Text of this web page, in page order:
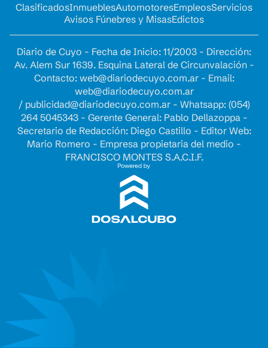
ClasificadosInmueblesAutomotoresEmpleosServicios
Avisos Fúnebres y MisasEdictos
Diario de Cuyo - Fecha de Inicio: 11/2003 - Dirección:
Av. Alem Sur 1639. Esquina Lateral de Circunvalación -
Contacto: web@diariodecuyo.com.ar- Email:
web@diariodecuyo.com.ar
/ publicidad@diariodecuyo.com.ar- Whatsapp: (054)
264 5045343 - Gerente General: Pablo Dellazoppa -
Secretario de Redacción: Diego Castillo - Editor Web:
Mario Romero - Empresa propietaria del medio -
FRANCISCO MONTES S.A.C.I.F.